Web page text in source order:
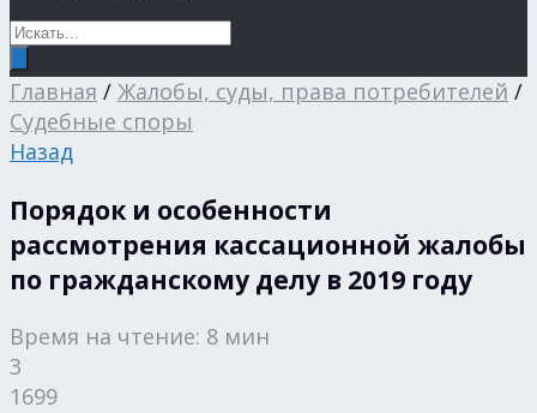
Главная / Жалобы, суды, права потребителей /
Судебные споры
Назад
Порядок и особенности
рассмотрения кассационной жалобы
по гражданскому делу в 2019 году
Время на чтение: 8 мин
3
1699